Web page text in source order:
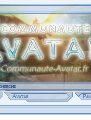
Avatar